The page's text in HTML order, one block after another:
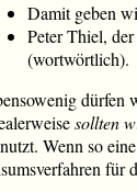
Damit geben
Peter Thiel,
(wortwörtlich).
dürfen
sollten
Wenn so
für